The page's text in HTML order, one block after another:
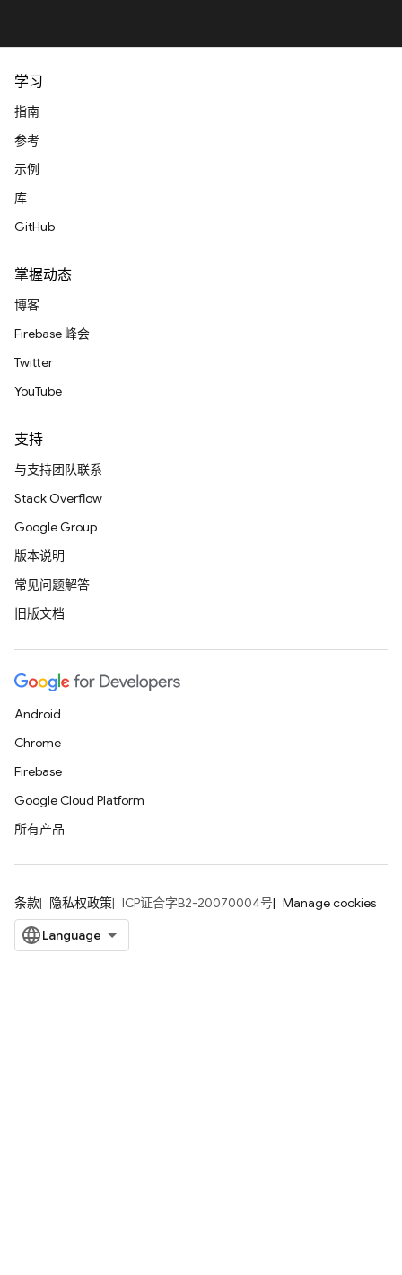
学习
指南
参考
示例
库
GitHub
掌握动态
博客
Firebase 峰会
Twitter
YouTube
支持
与支持团队联系
Stack Overflow
Google Group
版本说明
常见问题解答
旧版文档
Android
Chrome
Firebase
Google Cloud Platform
所有产品
条款 隐私权政策 ICP证合字B2-20070004号 Manage cookies